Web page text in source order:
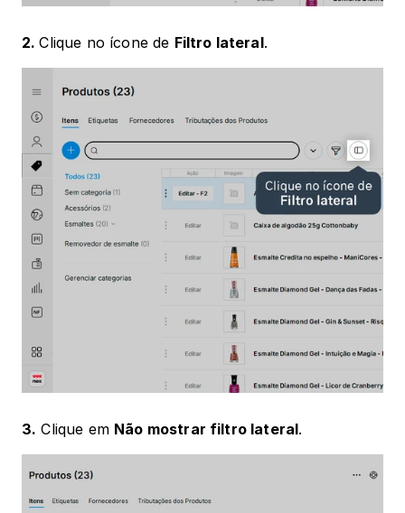
2. Clique no ícone de Filtro lateral.
3. Clique em Não mostrar filtro lateral.